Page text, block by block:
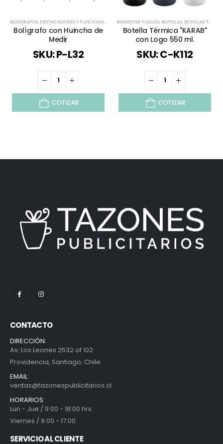
BOLÍGRAFOS, DESTACADORES Y FUNCIONALES ESPECIAL DÍA DEL MINERO,HERRAMIENTAS,
Bolígrafo con Huincha de
Medir
SKU: P-L32
COTIZAR
BIENESTAR Y SALUD, BOTELLAS, BOTELLAS TÉRMICAS Y ACERO INOX
Botella Térmica "KARAB"
con Logo 550 ml.
SKU: C-K112
COTIZAR
CONTACTO
DIRECCIÓN:
Av. Los Leones 2532 of 102
Providencia, Santiago, Chile
EMAIL:
ventas@tazonespublicitarios.cl
HORARIOS:
Lun - Jue / 9:00 - 18:00 hrs.
Viernes / 9:00 - 17:00
SERVICIO AL CLIENTE